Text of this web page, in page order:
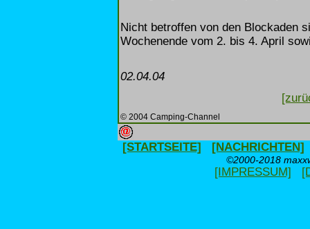
Nicht betroffen von den Blockaden
Wochenende vom 2. bis 4. April
02.04.04
© 2004 Camping-Channel
[STARTSEITE] [NACHRICHTEN]
©2000-2018
[IMPRESSUM]